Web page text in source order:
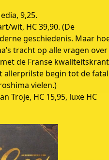
9,25.
wit, HC 39,90. (De
geschiedenis. Maar
tracht op alle vragen
de Franse kwaliteitskrant
allerprilste begin tot de
vielen.)
Troje, HC 15,95, luxe HC